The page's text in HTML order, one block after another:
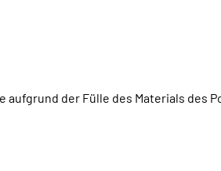
der Fülle des Materials des